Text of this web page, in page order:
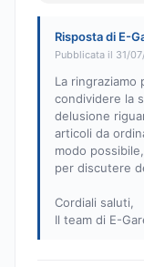
Risposta di E-
Pubblicata il 31/
La ringraziamo
condividere la
delusione
articoli da
modo
per discutere
Cordiali saluti,
Il team di E-